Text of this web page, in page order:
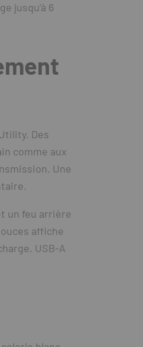
jusqu’à 6
Des
comme aux
Une
un feu arrière
affiche
USB-A